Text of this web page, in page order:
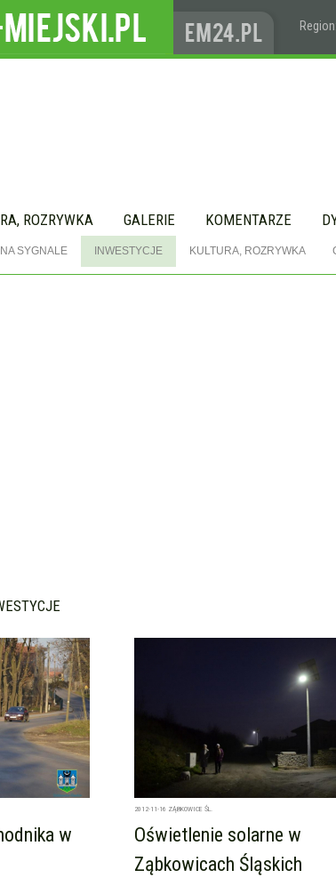
Region:
ROZRYWKA GALERIE KOMENTARZE
NA SYGNALE INWESTYCJE KULTURA, ROZRYWKA
w
2012-11-16 ZĄBKOWICE ŚL.
Oświetlenie solarne w
Ząbkowicach Śląskich